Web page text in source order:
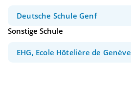
Deutsche Schule Genf
Sonstige Schule
EHG, Ecole Hôtelière de Genève